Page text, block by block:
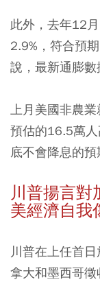
此外，去年12
2.9%，符合預
說，最新通膨數
上月美國非農
預估的16.5萬人
底不會降息的預
川普揚言對
美經濟自我
川普在上任首
拿大和墨西哥